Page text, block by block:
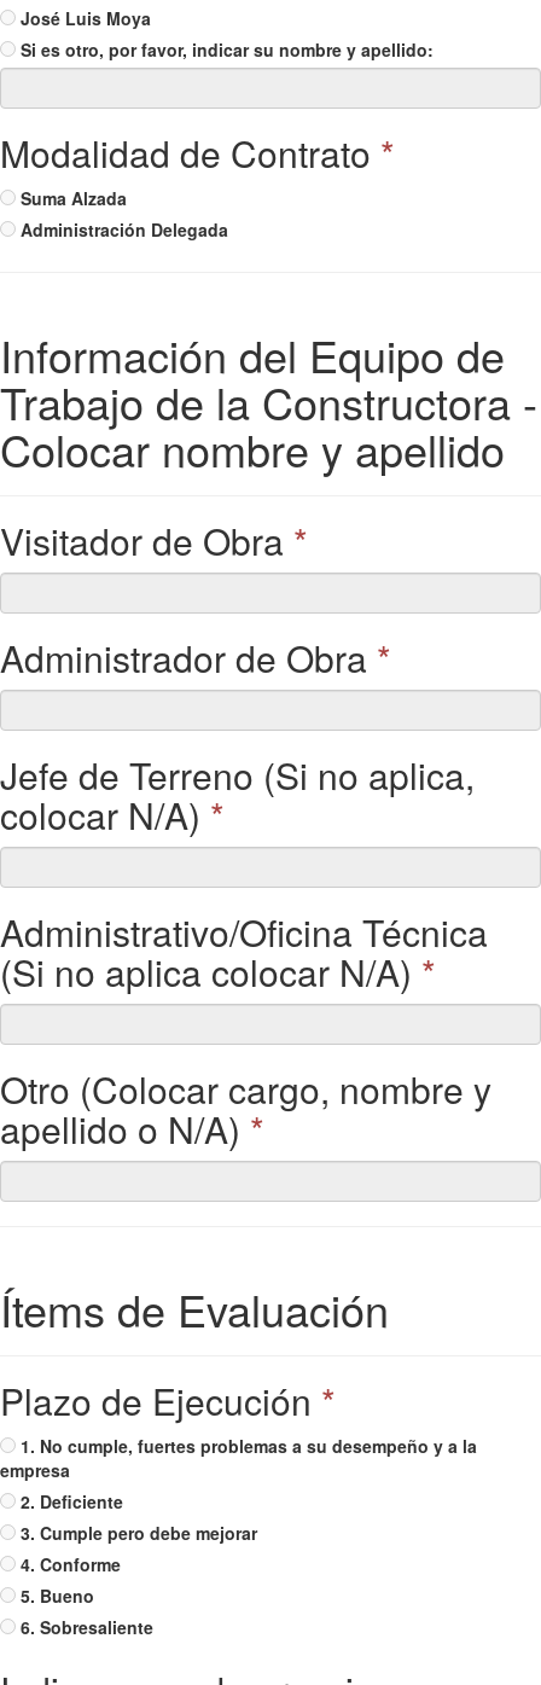
José Luis Moya
Si es otro, por favor, indicar su nombre y apellido:
Modalidad de Contrato *
Suma Alzada
Administración Delegada
Información del Equipo de
Trabajo de la Constructora -
Colocar nombre y apellido
Visitador de Obra *
Administrador de Obra *
Jefe de Terreno (Si no aplica,
colocar N/A) *
Administrativo/Oficina Técnica
(Si no aplica colocar N/A) *
Otro (Colocar cargo, nombre y
apellido o N/A) *
Ítems de Evaluación
Plazo de Ejecución *
1. No cumple, fuertes problemas a su desempeño y a la
empresa
2. Deficiente
3. Cumple pero debe mejorar
4. Conforme
5. Bueno
6. Sobresaliente